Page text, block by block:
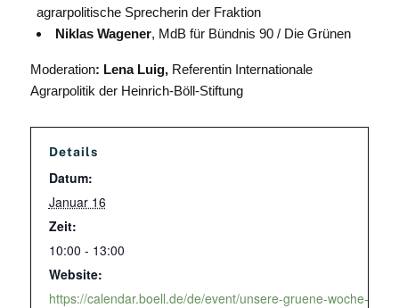
agrarpolitische Sprecherin der Fraktion
Niklas Wagener, MdB für Bündnis 90 / Die Grünen
Moderation: Lena Luig,Referentin Internationale
Agrarpolitik der Heinrich-Böll-Stiftung
Details
Datum:
Januar 16
Zeit:
10:00 - 13:00
Website:
https://calendar.boell.de/de/event/unsere-gruene-woche-